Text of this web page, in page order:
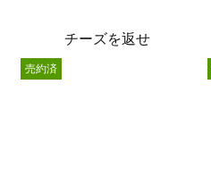
チーズを返せ
売約済